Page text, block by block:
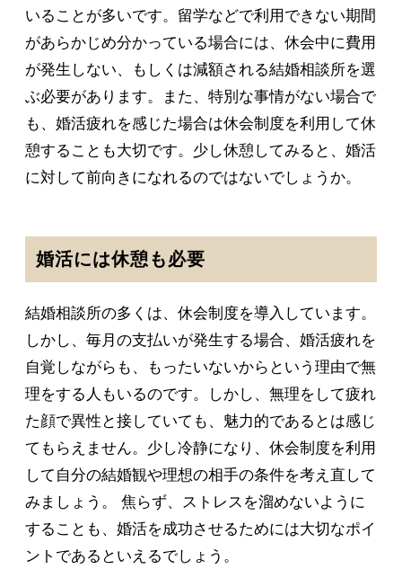
いることが多いです。留学などで利用できない期間
があらかじめ分かっている場合には、休会中に費用
が発生しない、もしくは減額される結婚相談所を選
ぶ必要があります。また、特別な事情がない場合で
も、婚活疲れを感じた場合は休会制度を利用して休
憩することも大切です。少し休憩してみると、婚活
に対して前向きになれるのではないでしょうか。
婚活には休憩も必要
結婚相談所の多くは、休会制度を導入しています。
しかし、毎月の支払いが発生する場合、婚活疲れを
自覚しながらも、もったいないからという理由で無
理をする人もいるのです。しかし、無理をして疲れ
た顔で異性と接していても、魅力的であるとは感じ
てもらえません。少し冷静になり、休会制度を利用
して自分の結婚観や理想の相手の条件を考え直して
みましょう。 焦らず、ストレスを溜めないように
することも、婚活を成功させるためには大切なポイ
ントであるといえるでしょう。